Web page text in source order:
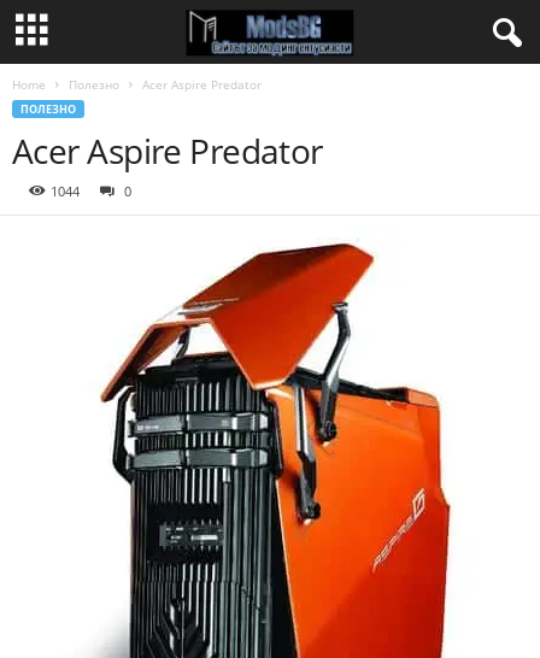
Home Полезно Acer Aspire Predator
ПОЛЕЗНО
Acer Aspire Predator
1044 0